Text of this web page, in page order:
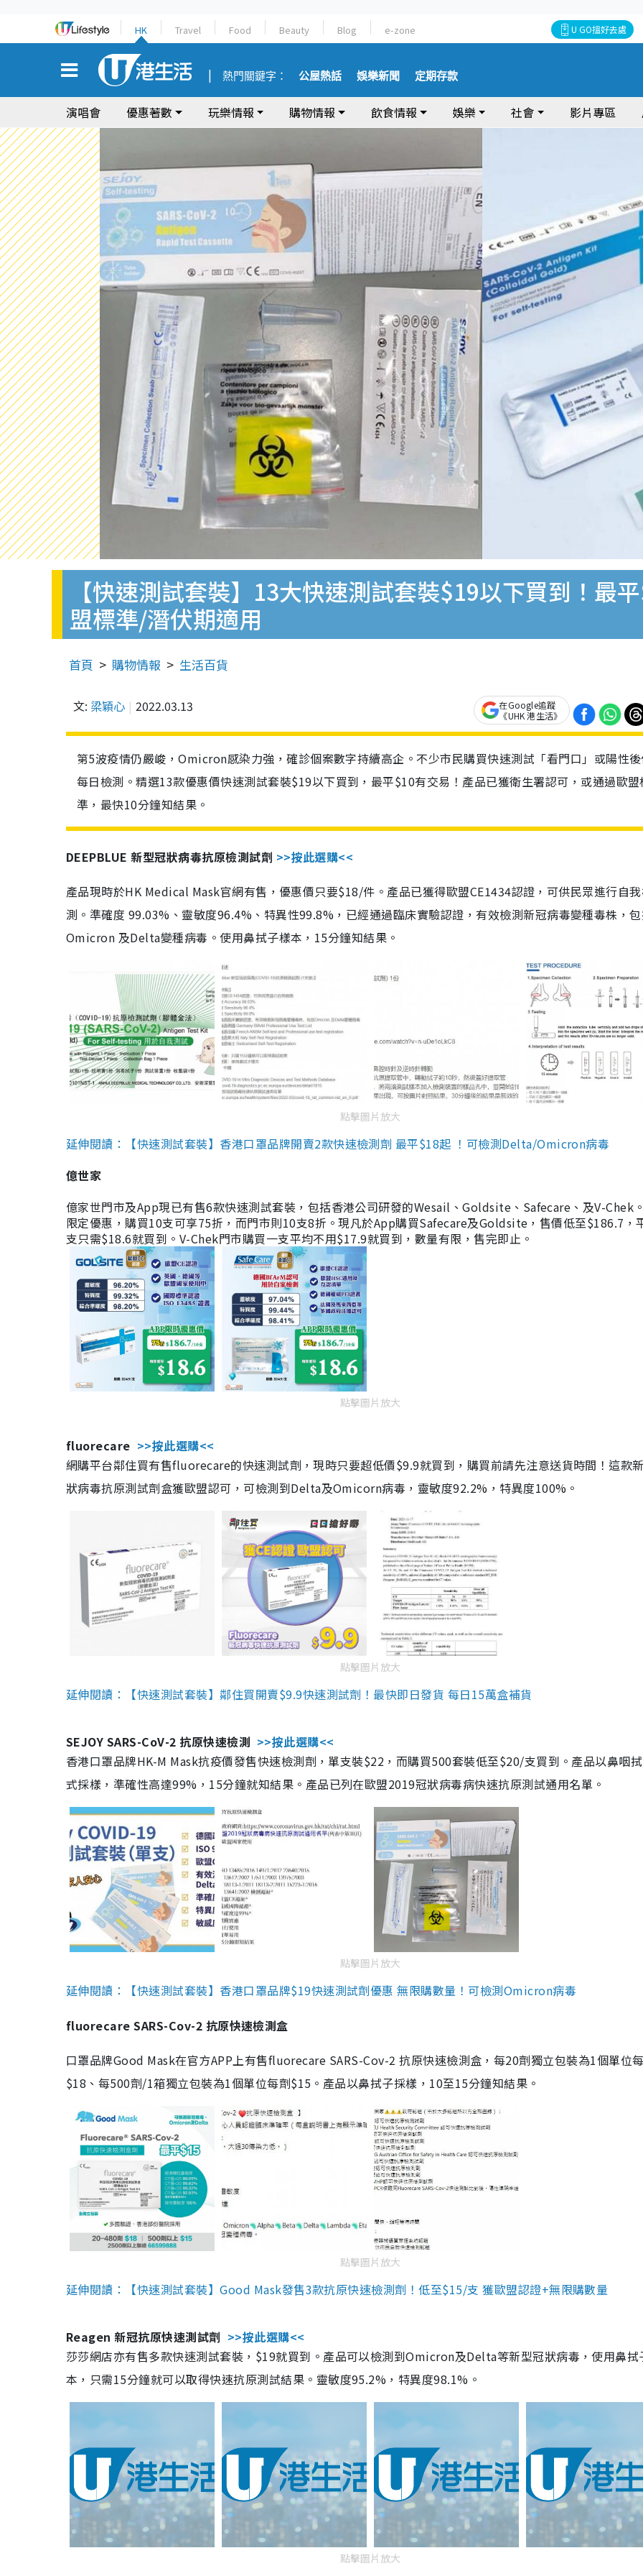
HK Travel Food Beauty Blog e-zone U GO搵好去處
熱門關鍵字： 公屋熱話 娛樂新聞 定期存款
演唱會 優惠著數 玩樂情報 購物情報 飲食情報 娛樂 社會 影片專區
【快速測試套裝】13大快速測試套裝$19以下買到！最
盟標準/潛伏期適用
首頁 購物情報 生活百貨
文: 梁穎心 2022.03.13
在Google追蹤
《UHK 港生活》
第5波疫情仍嚴峻，Omicron感染力強，確診個案數字持續高企。不少市民購買快速測試「看門口」或陽性
每日檢測。精選13款優惠價快速測試套裝$19以下買到，最平$10有交易！產品已獲衛生署認可，或通過歐盟
準，最快10分鐘知結果。
DEEPBLUE 新型冠狀病毒抗原檢測試劑 >>按此選購<<
產品現時於HK Medical Mask官網有售，優惠價只要$18/件。產品已獲得歐盟CE1434認證，可供民眾進行自
測。準確度 99.03%、靈敏度96.4%、特異性99.8%，已經通過臨床實驗認證，有效檢測新冠病毒變種毒株，
Omicron 及Delta變種病毒。使用鼻拭子樣本，15分鐘知結果。
點擊圖片放大
延伸閱讀：【快速測試套裝】香港口罩品牌開賣2款快速檢測劑 最平$18起 ！可檢測Delta/Omicron病毒
億世家
億家世門市及App現已有售6款快速測試套裝，包括香港公司研發的Wesail、Goldsite、Safecare、及V-Chek
限定優惠，購買10支可享75折，而門市則10支8折。現凡於App購買Safecare及Goldsite，售價低至$186.7，
支只需$18.6就買到。V-Chek門市購買一支平均不用$17.9就買到，數量有限，售完即止。
點擊圖片放大
fluorecare >>按此選購<<
網購平台鄰住買有售fluorecare的快速測試劑，現時只要超低價$9.9就買到，購買前請先注意送貨時間！這款
狀病毒抗原測試劑盒獲歐盟認可，可檢測到Delta及Omicorn病毒，靈敏度92.2%，特異度100%。
點擊圖片放大
延伸閱讀：【快速測試套裝】鄰住買開賣$9.9快速測試劑！最快即日發貨 每日15萬盒補貨
SEJOY SARS-CoV-2 抗原快速檢測 >>按此選購<<
香港口罩品牌HK-M Mask抗疫價發售快速檢測劑，單支裝$22，而購買500套裝低至$20/支買到。產品以鼻咽
式採樣，準確性高達99%，15分鐘就知結果。產品已列在歐盟2019冠狀病毒病快速抗原測試通用名單。
點擊圖片放大
延伸閱讀：【快速測試套裝】香港口罩品牌$19快速測試劑優惠 無限購數量！可檢測Omicron病毒
fluorecare SARS-Cov-2 抗原快速檢測盒
口罩品牌Good Mask在官方APP上有售fluorecare SARS-Cov-2 抗原快速檢測盒，每20劑獨立包裝為1個單位
$18、每500劑/1箱獨立包裝為1個單位每劑$15。產品以鼻拭子採樣，10至15分鐘知結果。
點擊圖片放大
延伸閱讀：【快速測試套裝】Good Mask發售3款抗原快速檢測劑！低至$15/支 獲歐盟認證+無限購數量
Reagen 新冠抗原快速測試劑 >>按此選購<<
莎莎網店亦有售多款快速測試套裝，$19就買到。產品可以檢測到Omicron及Delta等新型冠狀病毒，使用鼻拭
本，只需15分鐘就可以取得快速抗原測試結果。靈敏度95.2%，特異度98.1%。
點擊圖片放大